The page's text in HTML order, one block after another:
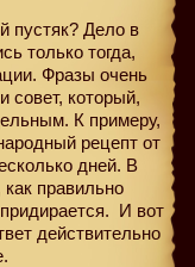
пустяк? Дело в
только тогда,
Фразы очень
совет, который,
К примеру,
рецепт от
дней. В
правильно
И вот
действительно